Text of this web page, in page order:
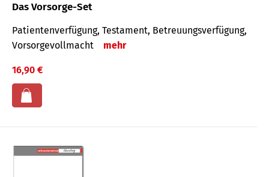
Das Vorsorge-Set
Patienten­ver­fügung, Testa­ment, Be­treuungs­verfü­gung,
Vor­sorge­voll­macht
mehr
16,90 €